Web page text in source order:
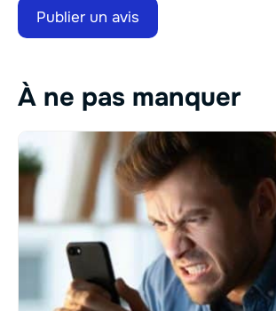
À ne pas manquer